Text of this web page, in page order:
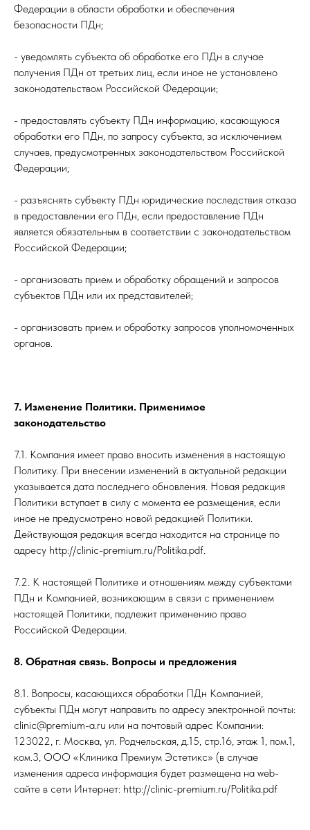
Федерации в области обработки и обеспечения
безопасности ПДн;
- уведомлять субъекта об обработке его ПДн в случае
получения ПДн от третьих лиц, если иное не установлено
законодательством Российской Федерации;
- предоставлять субъекту ПДн информацию, касающуюся
обработки его ПДн, по запросу субъекта, за исключением
случаев, предусмотренных законодательством Российской
Федерации;
- разъяснять субъекту ПДн юридические последствия отказа
в предоставлении его ПДн, если предоставление ПДн
является обязательным в соответствии с законодательством
Российской Федерации;
- организовать прием и обработку обращений и запросов
субъектов ПДн или их представителей;
- организовать прием и обработку запросов уполномоченных
органов.
7. Изменение Политики. Применимое
законодательство
7.1. Компания имеет право вносить изменения в настоящую
Политику. При внесении изменений в актуальной редакции
указывается дата последнего обновления. Новая редакция
Политики вступает в силу с момента ее размещения, если
иное не предусмотрено новой редакцией Политики.
Действующая редакция всегда находится на странице по
адресу http://clinic-premium.ru/Politika.pdf.
7.2. К настоящей Политике и отношениям между субъектами
ПДн и Компанией, возникающим в связи с применением
настоящей Политики, подлежит применению право
Российской Федерации.
8. Обратная связь. Вопросы и предложения
8.1. Вопросы, касающихся обработки ПДн Компанией,
субъекты ПДн могут направить по адресу электронной почты:
clinic@premium-a.ru или на почтовый адрес Компании:
123022, г. Москва, ул. Родчельская, д.15, стр.16, этаж 1, пом.1,
ком.3, ООО «Клиника Премиум Эстетикс» (в случае
изменения адреса информация будет размещена на web-
сайте в сети Интернет: http://clinic-premium.ru/Politika.pdf